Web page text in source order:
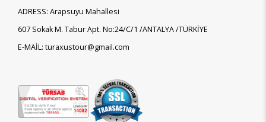
ADRESS: Arapsuyu Mahallesi
607 Sokak M. Tabur Apt. No:24/C/1 /ANTALYA /TÜRKİYE
E-MAİL: turaxustour@gmail.com